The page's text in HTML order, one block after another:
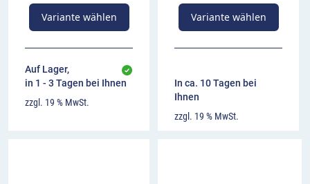
Variante wählen
Auf Lager,
in 1 - 3 Tagen bei Ihnen
zzgl. 19 % MwSt.
Variante wählen
In ca. 10 Tagen bei
Ihnen
zzgl. 19 % MwSt.